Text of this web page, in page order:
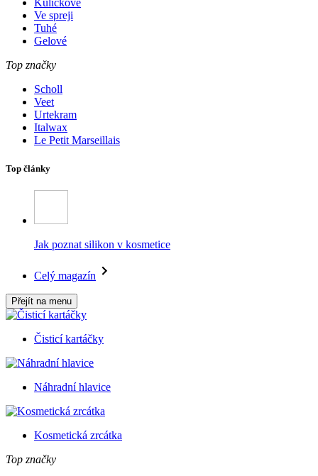
Kuličkové
Ve spreji
Tuhé
Gelové
Top značky
Scholl
Veet
Urtekram
Italwax
Le Petit Marseillais
Top články
Jak poznat silikon v kosmetice
Celý magazín
Přejít na menu
Čisticí kartáčky
Náhradní hlavice
Kosmetická zrcátka
Top značky